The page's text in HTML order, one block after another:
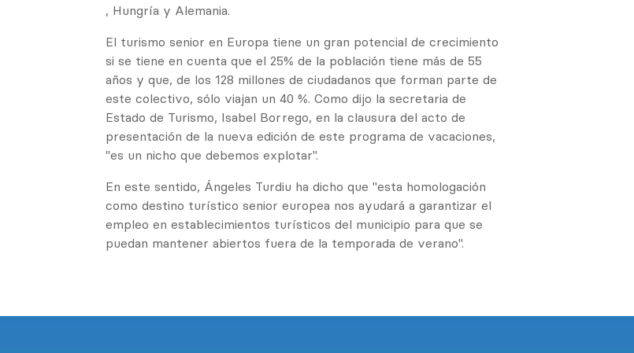
, Hungría y Alemania.
El turismo senior en Europa tiene un gran potencial de crecimiento
si se tiene en cuenta que el 25% de la población tiene más de 55
años y que, de los 128 millones de ciudadanos que forman parte de
este colectivo, sólo viajan un 40 %. Como dijo la secretaria de
Estado de Turismo, Isabel Borrego, en la clausura del acto de
presentación de la nueva edición de este programa de vacaciones,
"es un nicho que debemos explotar".
En este sentido, Ángeles Turdiu ha dicho que "esta homologación
como destino turístico senior europea nos ayudará a garantizar el
empleo en establecimientos turísticos del municipio para que se
puedan mantener abiertos fuera de la temporada de verano".